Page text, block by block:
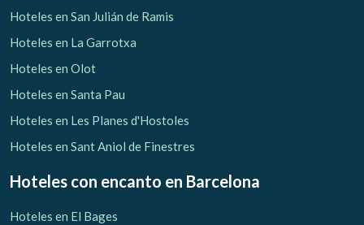
Hoteles en San Julián de Ramis
Hoteles en La Garrotxa
Hoteles en Olot
Hoteles en Santa Pau
Hoteles en Les Planes d'Hostoles
Hoteles en Sant Aniol de Finestres
Hoteles con encanto en Barcelona
Hoteles en El Bages